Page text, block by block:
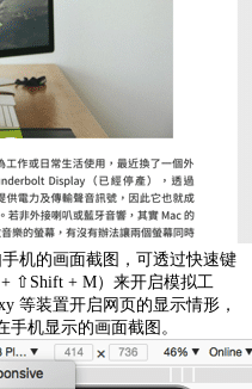
机的画面截图，可透过快速键
⇧Shift + M）来开启模拟工
等装置开启网页的显示情形，
机显示的画面截图。